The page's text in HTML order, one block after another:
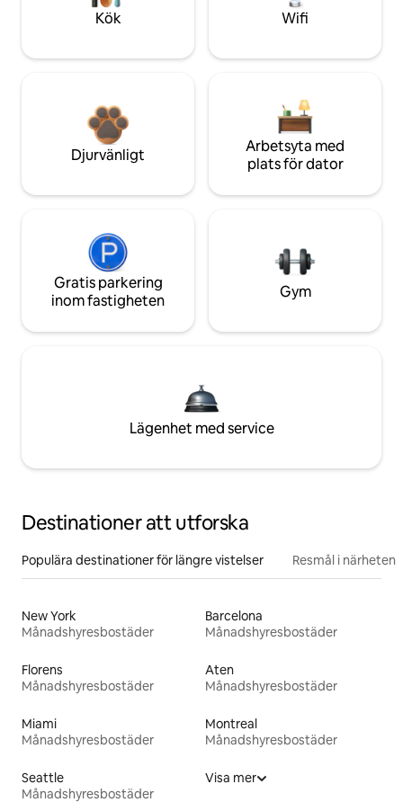
Kök Wifi
Djurvänligt
Arbetsyta med
plats för dator
Gratis parkering
inom fastigheten
Gym
Lägenhet med service
Destinationer att utforska
Populära destinationer för längre vistelser Resmål i närheten
New York
Månadshyresbostäder
Barcelona
Månadshyresbostäder
Florens
Månadshyresbostäder
Aten
Månadshyresbostäder
Miami
Månadshyresbostäder
Montreal
Månadshyresbostäder
Seattle
Månadshyresbostäder
Visa mer